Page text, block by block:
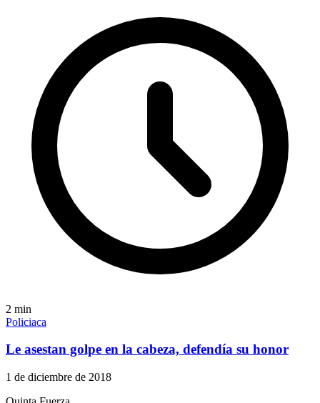
2 min
Policiaca
Le asestan golpe en la cabeza, defendía su honor
1 de diciembre de 2018